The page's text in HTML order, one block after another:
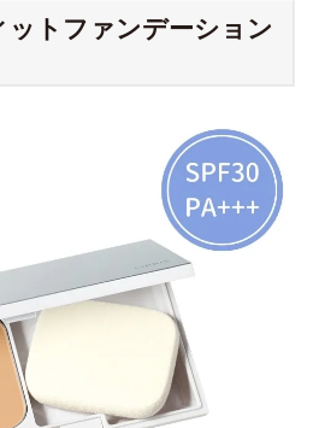
トファンデーション